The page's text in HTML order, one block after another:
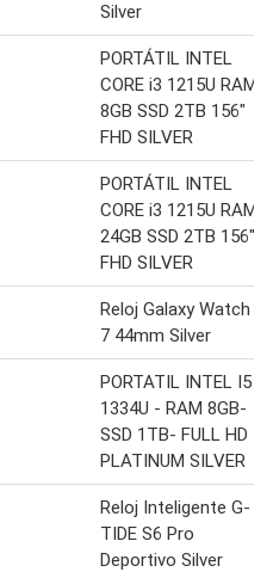
Silver
PORTÁTIL INTEL
CORE i3 1215U RAM
8GB SSD 2TB 156″
FHD SILVER
PORTÁTIL INTEL
CORE i3 1215U RAM
24GB SSD 2TB 156″
FHD SILVER
Reloj Galaxy Watch
7 44mm Silver
PORTATIL INTEL I5
1334U - RAM 8GB-
SSD 1TB- FULL HD
PLATINUM SILVER
Reloj Inteligente G-
TIDE S6 Pro
Deportivo Silver